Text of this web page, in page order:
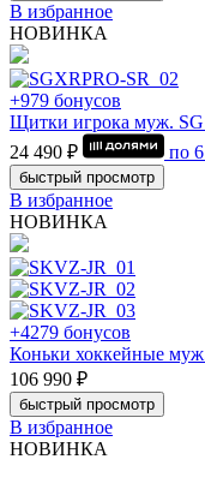
В избранное
НОВИНКА
+979 бонусов
Щитки игрока муж.
24 490 ₽
по
быстрый просмотр
В избранное
НОВИНКА
+4279 бонусов
Коньки хоккейные
106 990 ₽
быстрый просмотр
В избранное
НОВИНКА